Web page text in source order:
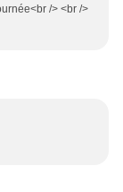
/> <br />